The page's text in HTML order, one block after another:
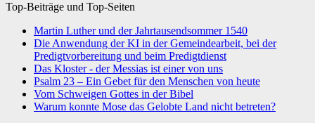
Top-Beiträge und Top-Seiten
Martin Luther und der Jahrtausendsommer 1540
Die Anwendung der KI in der Gemeindearbeit, bei der
Predigtvorbereitung und beim Predigtdienst
Das Kloster - der Messias ist einer von uns
Psalm 23 – Ein Gebet für den Menschen von heute
Vom Schweigen Gottes in der Bibel
Warum konnte Mose das Gelobte Land nicht betreten?